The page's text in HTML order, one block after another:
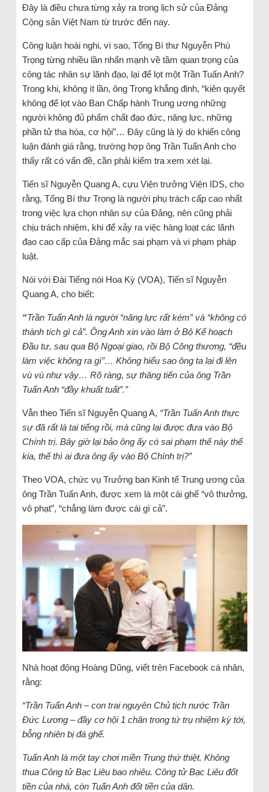
Đây là điều chưa từng xảy ra trong lịch sử của Đảng
Cộng sản Việt Nam từ trước đến nay.
Công luận hoài nghi, vì sao, Tổng Bí thư Nguyễn Phú
Trọng từng nhiều lần nhấn mạnh về tầm quan trọng của
công tác nhân sự lãnh đạo, lại để lọt một Trần Tuấn Anh?
Trong khi, không ít lần, ông Trọng khẳng định, “kiên quyết
không để lọt vào Ban Chấp hành Trung ương những
người không đủ phẩm chất đạo đức, năng lực, những
phần tử tha hóa, cơ hội”… Đây cũng là lý do khiến công
luận đánh giá rằng, trường hợp ông Trần Tuấn Anh cho
thấy rất có vấn đề, cần phải kiểm tra xem xét lại.
Tiến sĩ Nguyễn Quang A, cựu Viện trưởng Viện IDS, cho
rằng, Tổng Bí thư Trọng là người phụ trách cấp cao nhất
trong việc lựa chọn nhân sự của Đảng, nên cũng phải
chịu trách nhiệm, khi để xảy ra việc hàng loạt các lãnh
đạo cao cấp của Đảng mắc sai phạm và vi phạm pháp
luật.
Nói với Đài Tiếng nói Hoa Kỳ (VOA), Tiến sĩ Nguyễn
Quang A, cho biết:
“Trần Tuấn Anh là người “năng lực rất kém” và “không có
thành tích gì cả”. Ông Anh xin vào làm ở Bộ Kế hoạch
Đầu tư, sau qua Bộ Ngoại giao, rồi Bộ Công thương, “đều
làm việc không ra gì”… Không hiểu sao ông ta lại đi lên
vù vù như vậy… Rõ ràng, sự thăng tiến của ông Trần
Tuấn Anh “đầy khuất tuất”.”
Vẫn theo Tiến sĩ Nguyễn Quang A, “Trần Tuấn Anh thực
sự đã rất là tai tiếng rồi, mà cũng lại được đưa vào Bộ
Chính trị. Bây giờ lại bảo ông ấy có sai phạm thế này thế
kia, thế thì ai đưa ông ấy vào Bộ Chính trị?”
Theo VOA, chức vụ Trưởng ban Kinh tế Trung ương của
ông Trần Tuấn Anh, được xem là một cái ghế “vô thưởng,
vô phạt”, “chẳng làm được cái gì cả”.
Nhà hoạt động Hoàng Dũng, viết trên Facebook cá nhân,
rằng:
“Trần Tuấn Anh – con trai nguyên Chủ tịch nước Trần
Đức Lương – đầy cơ hội 1 chân trong tứ trụ nhiệm kỳ tới,
bỗng nhiên bị đá ghế.
Tuấn Anh là một tay chơi miền Trung thứ thiệt. Không
thua Công tử Bạc Liêu bao nhiêu. Công tử Bạc Liêu đốt
tiền của nhà, còn Tuấn Anh đốt tiền của dân.